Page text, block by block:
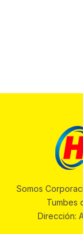
Somos
Tumbes
Dirección: